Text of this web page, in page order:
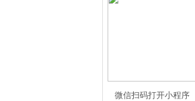
微信扫码打开小程序